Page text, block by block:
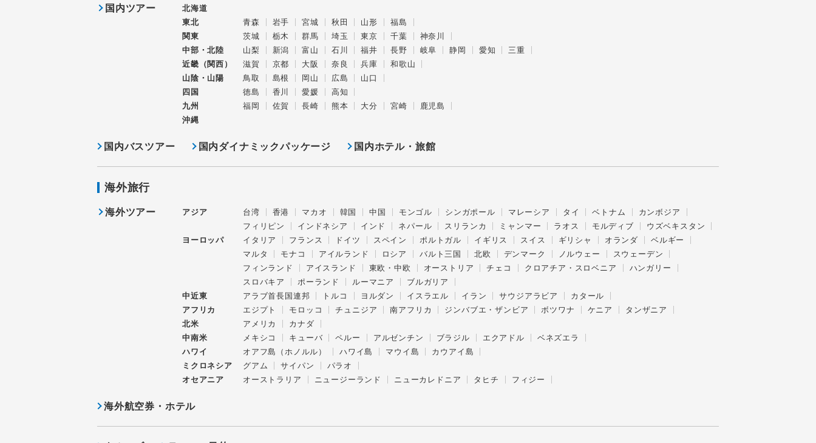
国内ツアー
北海道
東北
青森 岩手 宮城 秋田 山形
福島
関東
茨城 栃木 群馬 埼玉 東京 千葉
神奈川
中部・北陸
山梨 新潟 富山 石川 福井 長野 岐阜 静岡 愛知
三重
近畿（関西）
滋賀 京都 大阪 奈良 兵庫
和歌山
山陰・山陽
鳥取 島根 岡山 広島
山口
四国
徳島 香川 愛媛
高知
九州
福岡 佐賀 長崎 熊本 大分 宮崎
鹿児島
沖縄
国内バスツアー 国内ダイナミックパッケージ 国内ホテル・旅館
海外旅行
海外ツアー アジア 台湾 香港 マカオ 韓国 中国 モンゴル シンガポール マレーシア タイ ベトナム
カンボジア
フィリピン
インドネシア インド ネパール スリランカ ミャンマー ラオス モルディブ
ウズベキスタン
ヨーロッパ
イタリア フランス ドイツ スペイン ポルトガル イギリス スイス ギリシャ オランダ
ベルギー
マルタ
モナコ アイルランド ロシア バルト三国 北欧 デンマーク ノルウェー
スウェーデン
フィンランド
アイスランド 東欧・中欧 オーストリア チェコ クロアチア・スロベニア
ハンガリー
スロバキア
ポーランド ルーマニア
ブルガリア
中近東
アラブ首長国連邦 トルコ ヨルダン イスラエル イラン サウジアラビア
カタール
アフリカ
エジプト モロッコ チュニジア 南アフリカ ジンバブエ・ザンビア ボツワナ ケニア
タンザニア
北米
アメリカ
カナダ
中南米
メキシコ キューバ ペルー アルゼンチン ブラジル エクアドル
ベネズエラ
ハワイ
オアフ島（ホノルル） ハワイ島 マウイ島
カウアイ島
ミクロネシア
グアム サイパン
パラオ
オセアニア
オーストラリア ニュージーランド ニューカレドニア タヒチ フィジー
海外航空券・ホテル